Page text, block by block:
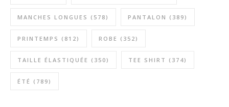
MANCHES LONGUES (578) PANTALON (389)
PRINTEMPS (812) ROBE (352)
TAILLE ÉLASTIQUÉE (350) TEE SHIRT (374)
ÉTÉ (789)